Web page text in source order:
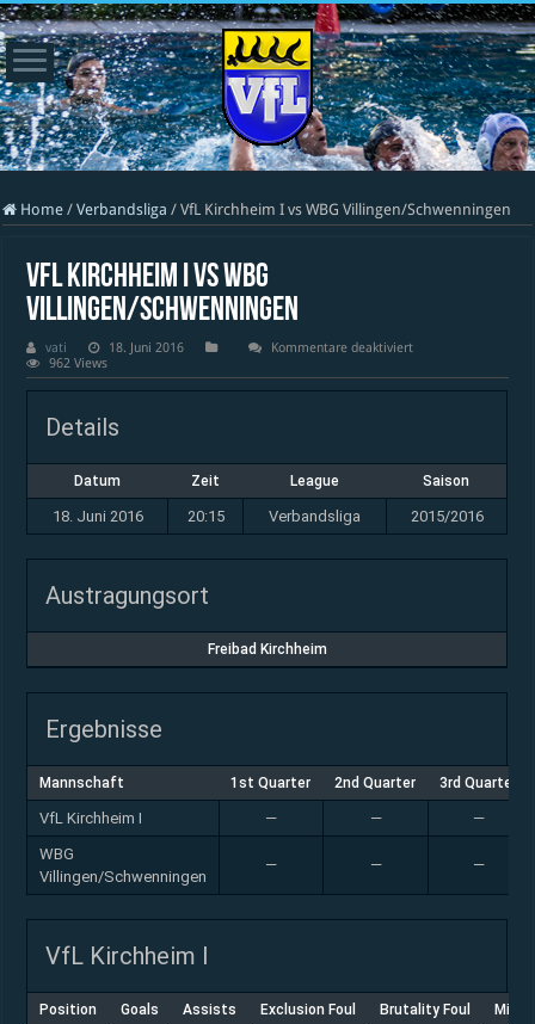
Home / Verbandsliga / VfL Kirchheim I vs WBG Villingen/Schwenningen
VfL Kirchheim I vs WBG
Villingen/Schwenningen
vati 18. Juni 2016 Kommentare deaktiviertfür
Kirchheim
I
962 Views
Details
Datum Zeit League Saison
18. Juni 2016 20:15 Verbandsliga 2015/2016
Austragungsort
Freibad Kirchheim
Ergebnisse
Mannschaft 1st Quarter 2nd Quarter 3rd Quarter
VfL Kirchheim I — —
—
WBG
Villingen/Schwenningen
— — —
VfL Kirchheim I
Position Goals Assists Exclusion Foul Brutality Foul